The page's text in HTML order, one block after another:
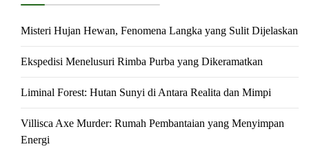
Misteri Hujan Hewan, Fenomena Langka yang Sulit Dijelaskan
Ekspedisi Menelusuri Rimba Purba yang Dikeramatkan
Liminal Forest: Hutan Sunyi di Antara Realita dan Mimpi
Villisca Axe Murder: Rumah Pembantaian yang Menyimpan
Energi